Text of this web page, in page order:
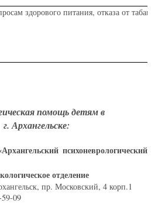
здорового питания, отказа от табака,
помощь детям в
г. Архангельске:
психоневрологический
отделение
пр. Московский, 4 корп.1
09